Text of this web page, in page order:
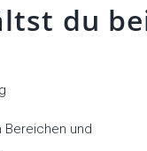
du
Bereichen und